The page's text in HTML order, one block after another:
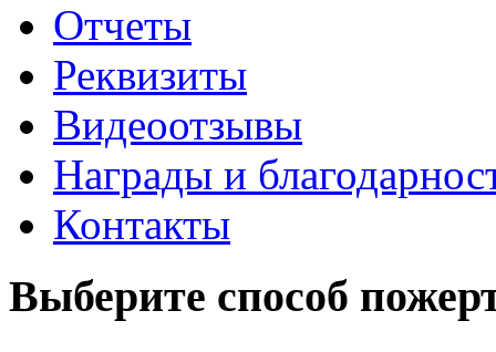
Отчеты
Реквизиты
Видеоотзывы
Награды и
Контакты
Выберите способ